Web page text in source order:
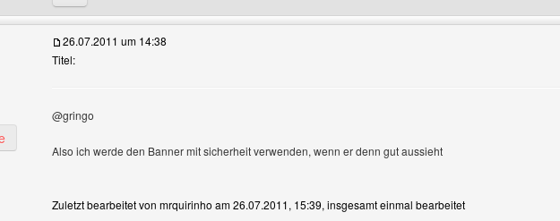
Profile anzeigen
26.07.2011 um 14:38
Titel:
@gringo
Also ich werde den Banner mit sicherheit verwenden, wenn er denn gut aussieht
Zuletzt bearbeitet von mrquirinho am 26.07.2011, 15:39, insgesamt einmal bearbeitet